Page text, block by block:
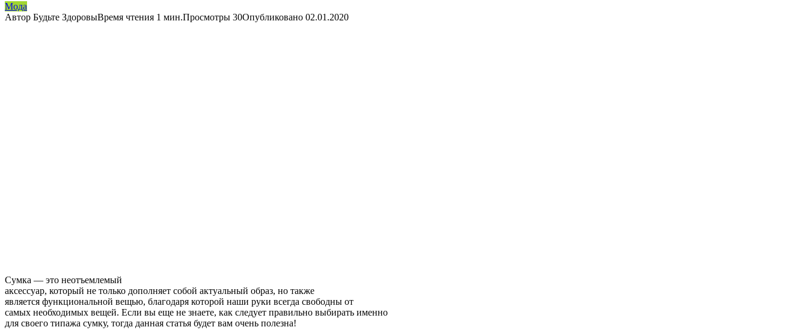
Мода
Автор Будьте ЗдоровыВремя чтения 1 мин.Просмотры 30Опубликовано 02.01.2020
Сумка — это неотъемлемый
аксессуар, который не только дополняет собой актуальный образ, но также
является функциональной вещью, благодаря которой наши руки всегда свободны от
самых необходимых вещей. Если вы еще не знаете, как следует правильно выбирать именно
для своего типажа сумку, тогда данная статья будет вам очень полезна!